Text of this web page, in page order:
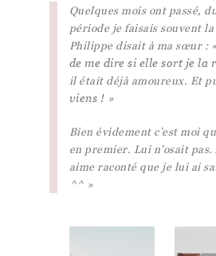
Quelques mois ont passé,
période je faisais souvent
Philippe disait à ma sœur :
de me dire si elle sort je la
il était déjà amoureux. Et
viens ! »
Bien évidement c’est moi
en premier. Lui n’osait
aime raconté que je lui ai
^^ »